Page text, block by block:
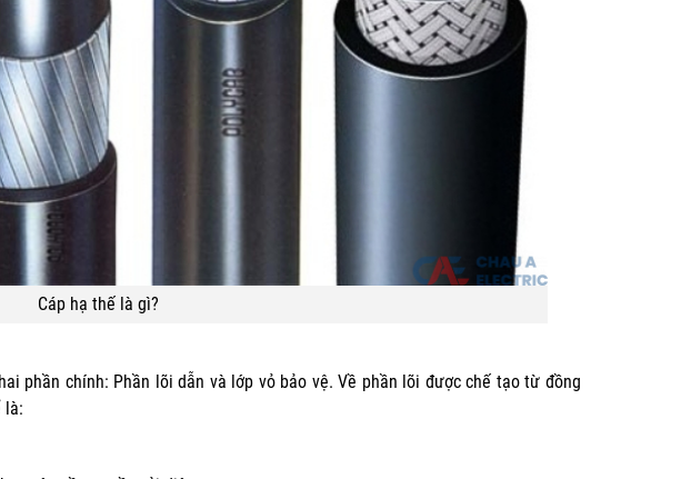
Cáp hạ thế là gì?
phần chính: Phần lõi dẫn và lớp vỏ bảo vệ. Về phần lõi được chế tạo từ đồng
là: